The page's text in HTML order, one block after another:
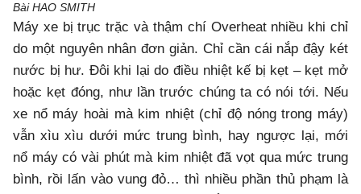
Bài HAO SMITH
Máy xe bị trục trặc và thậm chí Overheat nhiều khi chỉ
do một nguyên nhân đơn giản. Chỉ cần cái nắp đậy két
nước bị hư. Đôi khi lại do điều nhiệt kế bị kẹt – kẹt mở
hoặc kẹt đóng, như lần trước chúng ta có nói tới. Nếu
xe nổ máy hoài mà kim nhiệt (chỉ độ nóng trong máy)
vẫn xìu xìu dưới mức trung bình, hay ngược lại, mới
nổ máy có vài phút mà kim nhiệt đã vọt qua mức trung
bình, rồi lấn vào vung đỏ… thì nhiều phần thủ phạm là